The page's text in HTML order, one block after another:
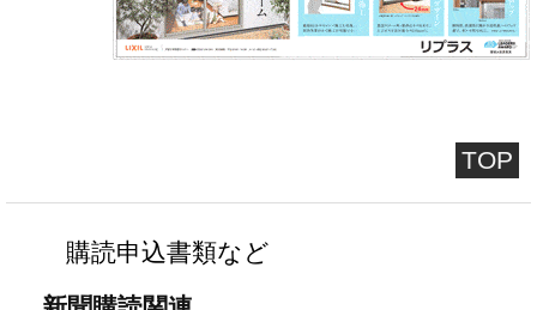
TOP
購読申込書類など